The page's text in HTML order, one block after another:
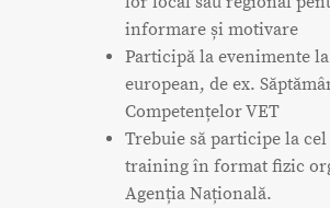
informare și motivare
Participă la evenimente
european, de ex.
Competențelor VET
Trebuie să participe la
training în format fizic
Agenția Națională.